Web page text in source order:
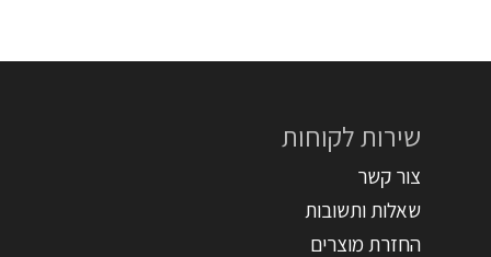
שירות לקוחות
צור קשר
שאלות ותשובות
החזרת מוצרים